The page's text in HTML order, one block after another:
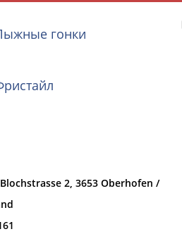
Выберите
гонки
2, 3653 Oberhofen /